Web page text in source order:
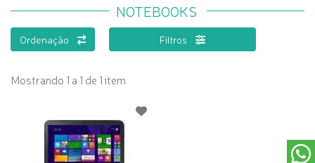
NOTEBOOKS
Ordenação Filtros
Mostrando 1 a 1 de 1 item